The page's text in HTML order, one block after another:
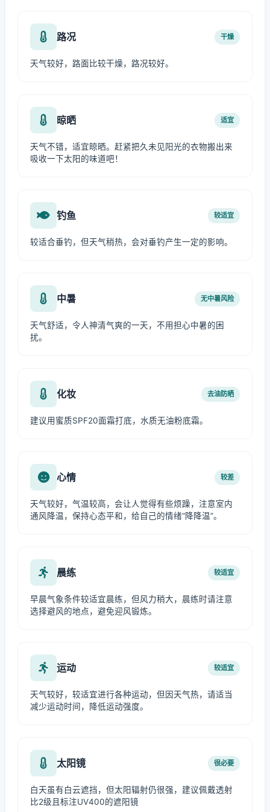
路况 干燥
天气较好，路面比较干燥，路况较好。
晾晒 适宜
天气不错，适宜晾晒。赶紧把久未见阳光的衣物搬出来
吸收一下太阳的味道吧！
钓鱼 较适宜
较适合垂钓，但天气稍热，会对垂钓产生一定的影响。
中暑 无中暑风险
天气舒适，令人神清气爽的一天，不用担心中暑的困
扰。
化妆 去油防晒
建议用蜜质SPF20面霜打底，水质无油粉底霜。
心情 较差
天气较好，气温较高，会让人觉得有些烦躁，注意室内
通风降温，保持心态平和，给自己的情绪“降降温”。
晨练 较适宜
早晨气象条件较适宜晨练，但风力稍大，晨练时请注意
选择避风的地点，避免迎风锻炼。
运动 较适宜
天气较好，较适宜进行各种运动，但因天气热，请适当
减少运动时间，降低运动强度。
太阳镜 很必要
白天虽有白云遮挡，但太阳辐射仍很强，建议佩戴透射
比2级且标注UV400的遮阳镜